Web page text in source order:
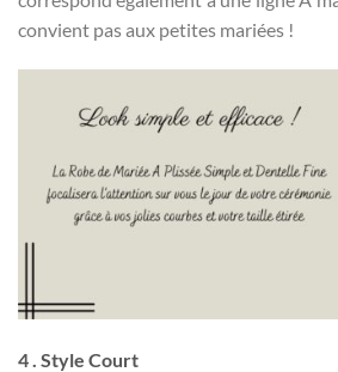
convient pas aux petites mariées !
4 . Style Court